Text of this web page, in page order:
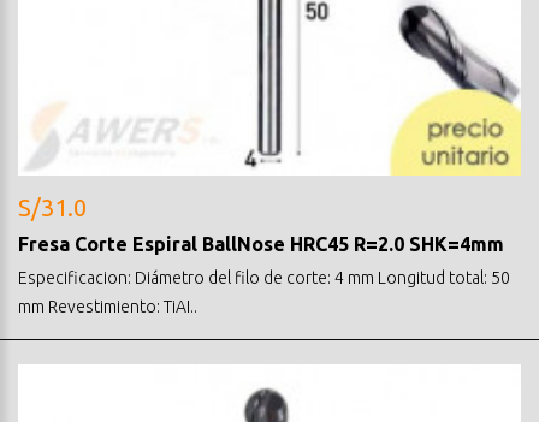
S/31.0
Fresa Corte Espiral BallNose HRC45 R=2.0 SHK=4mm
Especificacion: Diámetro del filo de corte: 4 mm Longitud total: 50
mm Revestimiento: TiAI..